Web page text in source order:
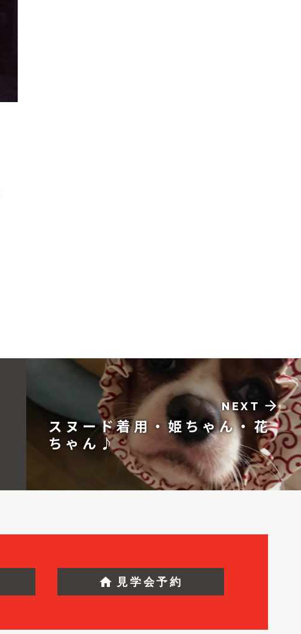
NEXT arrow_forward
スヌード着用・姫ちゃん・花
ちゃん♪
home 見学会予約